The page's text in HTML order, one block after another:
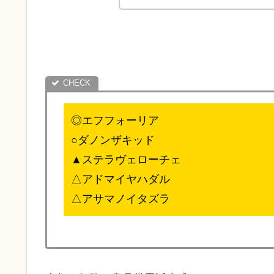
◎エフフォーリア
○ダノンザキッド
▲ステラヴェローチェ
△アドマイヤハダル
△アサマノイタズラ